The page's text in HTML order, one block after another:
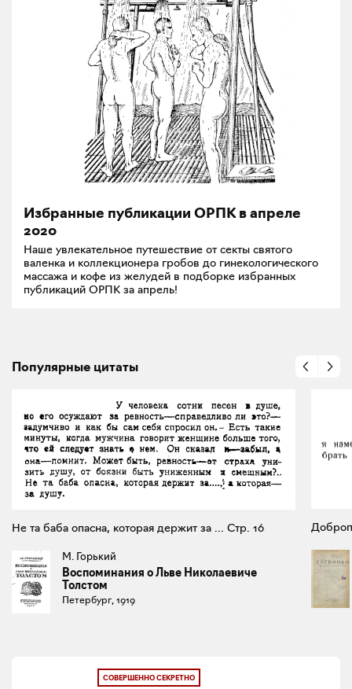
Избранные публикации ОРПК в апреле
2020
Наше увлекательное путешествие от секты святого
валенка и коллекционера гробов до гинекологического
массажа и кофе из желудей в подборке избранных
публикаций ОРПК за апрель!
Популярные цитаты
Не та баба опасна, которая держит за ... Стр. 16
М. Горький
Воспоминания о Льве Николаевиче
Толстом
Петербург, 1919
СОВЕРШЕННО СЕКРЕТНО